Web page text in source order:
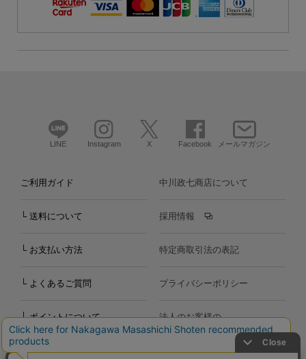
LINE Instagram X Facebook メールマガジン
ご利用ガイド
└ 送料について
└ お支払い方法
└ よくあるご質問
└ ポイントについて
個人のお客様の
中川政七商店について
採用情報
特定商取引法の表記
プライバシーポリシー
法人のお客様の
お問い合わせ